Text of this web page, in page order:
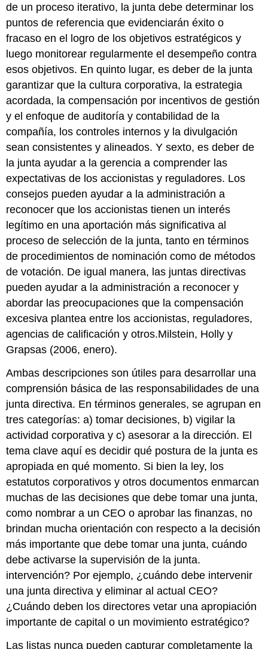
de un proceso iterativo, la junta debe determinar los
puntos de referencia que evidenciarán éxito o
fracaso en el logro de los objetivos estratégicos y
luego monitorear regularmente el desempeño contra
esos objetivos. En quinto lugar, es deber de la junta
garantizar que la cultura corporativa, la estrategia
acordada, la compensación por incentivos de gestión
y el enfoque de auditoría y contabilidad de la
compañía, los controles internos y la divulgación
sean consistentes y alineados. Y sexto, es deber de
la junta ayudar a la gerencia a comprender las
expectativas de los accionistas y reguladores. Los
consejos pueden ayudar a la administración a
reconocer que los accionistas tienen un interés
legítimo en una aportación más significativa al
proceso de selección de la junta, tanto en términos
de procedimientos de nominación como de métodos
de votación. De igual manera, las juntas directivas
pueden ayudar a la administración a reconocer y
abordar las preocupaciones que la compensación
excesiva plantea entre los accionistas, reguladores,
agencias de calificación y otros.Milstein, Holly y
Grapsas (2006, enero).
Ambas descripciones son útiles para desarrollar una
comprensión básica de las responsabilidades de una
junta directiva. En términos generales, se agrupan en
tres categorías: a) tomar decisiones, b) vigilar la
actividad corporativa y c) asesorar a la dirección. El
tema clave aquí es decidir qué postura de la junta es
apropiada en qué momento. Si bien la ley, los
estatutos corporativos y otros documentos enmarcan
muchas de las decisiones que debe tomar una junta,
como nombrar a un CEO o aprobar las finanzas, no
brindan mucha orientación con respecto a la decisión
más importante que debe tomar una junta, cuándo
debe activarse la supervisión de la junta.
intervención? Por ejemplo, ¿cuándo debe intervenir
una junta directiva y eliminar al actual CEO?
¿Cuándo deben los directores vetar una apropiación
importante de capital o un movimiento estratégico?
Las listas nunca pueden capturar completamente la